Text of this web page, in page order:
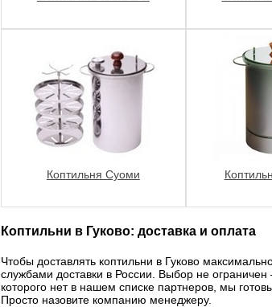
Коптильня Суоми
Коптильни в Гуково: доставка и оплата
Чтобы доставлять коптильни в Гуково
службами доставки в России. Выбор не
которого нет в нашем списке партнеров, мы
Просто назовите компанию менеджеру.